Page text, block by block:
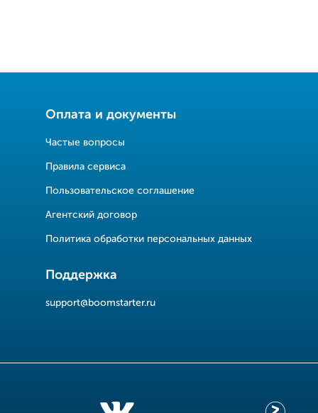
Оплата и документы
Частые вопросы
Правила сервиса
Пользовательское соглашение
Агентский договор
Политика обработки персональных данных
Поддержка
support@boomstarter.ru